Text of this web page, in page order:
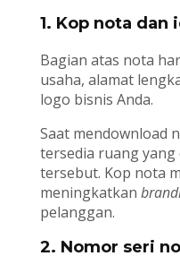
1. Kop nota dan
Bagian atas nota
usaha, alamat
logo bisnis Anda.
Saat mendownload
tersedia ruang
tersebut. Kop nota
meningkatkan
pelanggan.
2. Nomor seri